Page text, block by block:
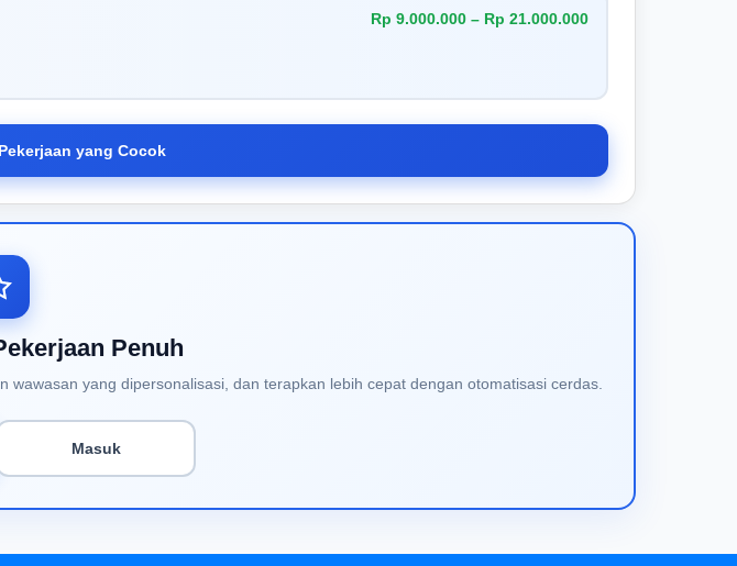
Rp 9.000.000 – Rp 21.000.000
yang Cocok
Penuh
yang dipersonalisasi, dan terapkan lebih cepat dengan otomatisasi cerdas.
Masuk